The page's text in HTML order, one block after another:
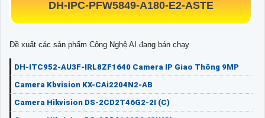
DH-IPC-PFW5849-A180-E2-ASTE
Đề xuất các sản phẩm Công Nghệ AI đang bán chạy
DH-ITC952-AU3F-IRL8ZF1640 Camera IP Giao Thông 9MP
Camera Kbvision KX-CAi2204N2-AB
Camera Hikvision DS-2CD2T46G2-2I (C)